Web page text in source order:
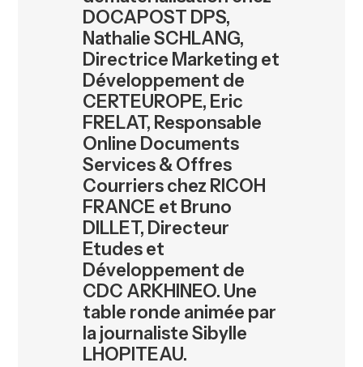
DOCAPOST DPS,
Nathalie SCHLANG,
Directrice Marketing et
Développement de
CERTEUROPE, Eric
FRELAT, Responsable
Online Documents
Services & Offres
Courriers chez RICOH
FRANCE et Bruno
DILLET, Directeur
Etudes et
Développement de
CDC ARKHINEO. Une
table ronde animée par
la journaliste Sibylle
LHOPITEAU.